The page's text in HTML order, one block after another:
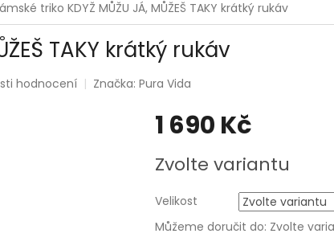
triko KDYŽ MŮŽU JÁ, MŮŽEŠ TAKY krátký rukáv
TAKY krátký rukáv
hodnocení Značka: Pura Vida
1 690 Kč
cena:
Zvolte variantu
Velikost
Můžeme doručit do: Zvolte